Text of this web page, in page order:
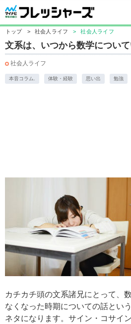
トップ > 社会人ライフ > 社会人ライフ
文系は、いつから数学につい
社会人ライフ
本音コラム. 体験・経験 思い出 勉強
カチカチ頭の文系諸兄にとって、
なくなった時期についての話とい
ネタになります。サイン・コサイ